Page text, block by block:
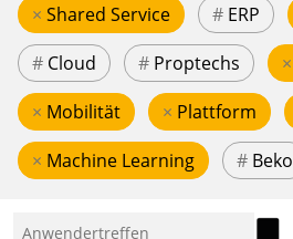
× Shared Service # ERP
# Cloud # Proptechs ×
× Mobilität × Plattform
× Machine Learning # Beko
Anwendertreffen